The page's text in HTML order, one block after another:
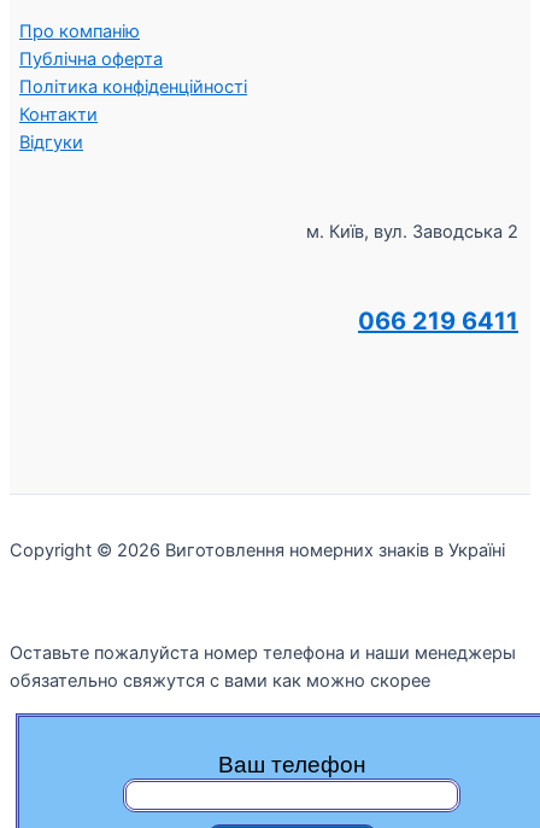
Про компанію
Публічна оферта
Політика конфіденційності
Контакти
Відгуки
м. Київ, вул. Заводська 2
066 219 6411
Copyright © 2026 Виготовлення номерних знаків в Україні
Оставьте пожалуйста номер телефона и наши менеджеры
обязательно свяжутся с вами как можно скорее
Ваш телефон